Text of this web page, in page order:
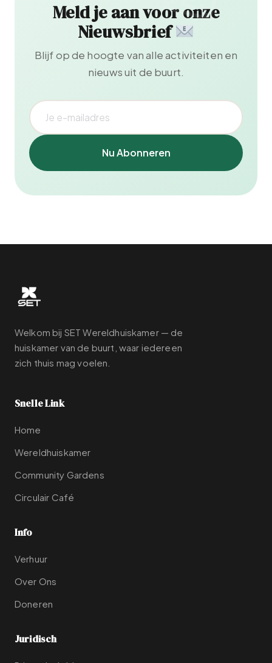
Meld je aan voor onze
Nieuwsbrief
Blijf op de hoogte van alle activiteiten en
nieuws uit de buurt.
Nu Abonneren
Welkom bij SET Wereldhuiskamer — de
huiskamer van de buurt, waar iedereen
zich thuis mag voelen.
Snelle Link
Home
Wereldhuiskamer
Community Gardens
Circulair Café
Info
Verhuur
Over Ons
Doneren
Juridisch